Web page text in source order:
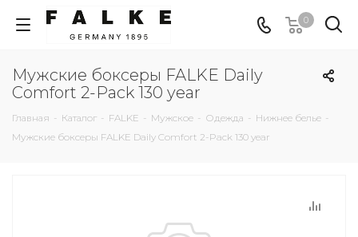
0
Мужские боксеры FALKE Daily
Comfort 2-Pack 130 year
Главная - Каталог - FALKE - Мужское - Одежда - Нижнее белье -
Мужские боксеры FALKE Daily Comfort 2-Pack 130 year